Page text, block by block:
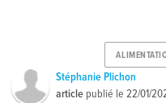
Stéphanie Plichon
article publié le22/01/